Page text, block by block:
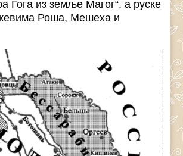
Гога из земље Магог“, а руске
Роша, Мешеха и